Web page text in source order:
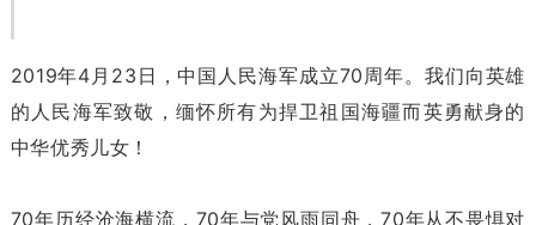
2019年4月23日，中国人民海军成立70周年。我们向英雄
的人民海军致敬，缅怀所有为捍卫祖国海疆而英勇献身的
中华优秀儿女！
70年历经沧海横流，70年与党风雨同舟，70年从不畏惧对